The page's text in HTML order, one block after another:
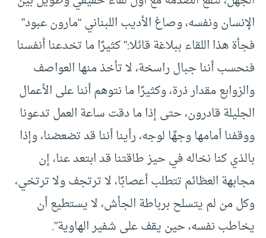
الإنسان ونفسه، وصاغ الأديب اللبناني “مارون عبود”
فجأة هذا اللقاء ببلاغة قائلا:” كثيرًا ما تخدعنا أنفسنا
فنحسب أننا جبال راسخة، لا تأخذ منها العواصف
والزوابع مقدار ذرة، وكثيرًا ما نتوهم أننا على الأعمال
الجليلة قادرون، حتى إذا ما دقت ساعة العمل تدعونا
ووقفنا أمامها وجهًا لوجه، رأينا أننا قد تضعضنا، وإذا
بالذي كنا نخاله في حيز طاقتنا قد ابتعد عنا، إن
مجابهة العظائم تتطلب أعصابًا، لا ترتجف ولا ترتخي،
وكل من لم يتسلح برباطة الجأش، لا يستطيع أن
يخاطب نفسه، حين يقف على شفير الهاوية”.